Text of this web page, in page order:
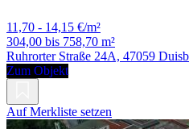
11,70 - 14,15 €/m²
304,00 bis 758,70 m²
Ruhrorter Straße 24A, 47059
Zum Objekt
Auf Merkliste setzen